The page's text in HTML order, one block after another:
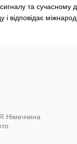
та сучасному
відповідає
та
акцент на
тримачі;